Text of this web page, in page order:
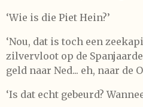
‘Wie is die Piet Hein?’
‘Nou, dat is toch een
zilvervloot op de
geld naar Ned... eh, naar de
‘Is dat echt gebeurd?